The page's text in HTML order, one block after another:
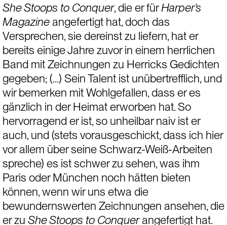
She Stoops to Conquer, die er für Harper’s
Magazine angefertigt hat, doch das
Versprechen, sie dereinst zu liefern, hat er
bereits einige Jahre zuvor in einem herrlichen
Band mit Zeichnungen zu Herricks Gedichten
gegeben; (…) Sein Talent ist unübertrefflich, und
wir bemerken mit Wohlgefallen, dass er es
gänzlich in der Heimat erworben hat. So
hervorragend er ist, so unheilbar naiv ist er
auch, und (stets vorausgeschickt, dass ich hier
vor allem über seine Schwarz-Weiß-Arbeiten
spreche) es ist schwer zu sehen, was ihm
Paris oder München noch hätten bieten
können, wenn wir uns etwa die
bewundernswerten Zeichnungen ansehen, die
er zu She Stoops to Conquer angefertigt hat.